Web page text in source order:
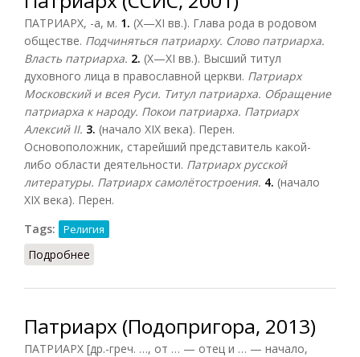
ПАТРИАРХ, -а, м. 1. (X—XI вв.). Глава рода в родовом
обществе. Подчиняться патриарху. Слово патриарха.
Власть патриарха. 2. (X—XI вв.). Высший титул
духовного лица в православной церкви. Патриарх
Московский и всея Руси. Титул патриарха. Обращение
патриарха к народу. Покои патриарха. Патриарх
Алексий II. 3. (начало XIX века). Перен.
Основоположник, старейший представитель какой-
либо области деятельности. Патриарх русской
литературы. Патриарх самолётостроения. 4. (начало
XIX века). Перен.
Tags:
Религия
Подробнее
Патриарх (Подопригора, 2013)
ПАТРИАРХ [др.-греч. …, от … — отец и … — начало,